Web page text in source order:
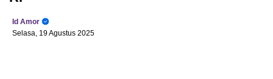
Id Amor
Selasa, 19 Agustus 2025